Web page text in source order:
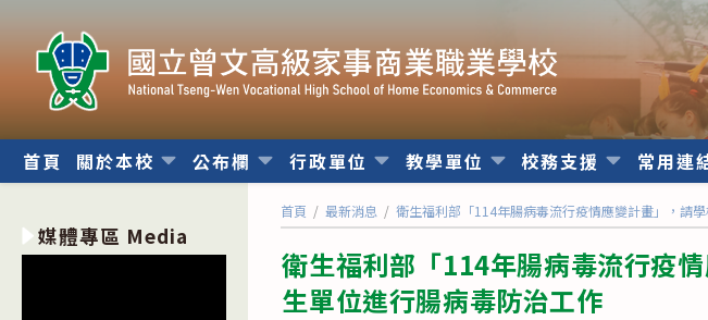
內
首頁 關於本校 公布欄 行政單位 教學單位 校務支援 常用連
首頁 / 最新消息 / 衛生福利部「114年腸病毒流行疫情應變計畫」，請
衛生福利部「114年腸病毒流行疫
生單位進行腸病毒防治工作
媒體專區 Media